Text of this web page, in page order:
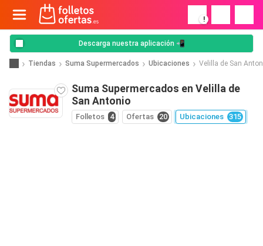
!
Descarga nuestra aplicación 📲
Tiendas Suma Supermercados Ubicaciones Velilla de San
Suma Supermercados en Velilla de
San Antonio
Folletos 4 Ofertas 20 Ubicaciones 315